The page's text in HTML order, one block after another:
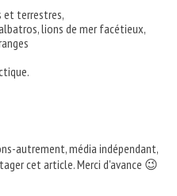
et terrestres,
lions de mer facétieux,
autrement, média indépendant,
cet article. Merci d'avance 😉